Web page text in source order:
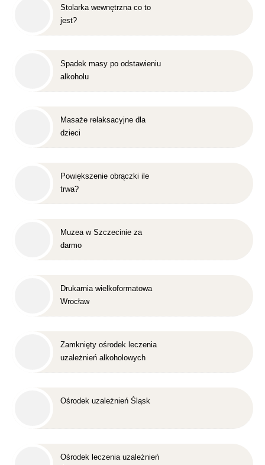
Stolarka wewnętrzna co to
jest?
Spadek masy po odstawieniu
alkoholu
Masaże relaksacyjne dla
dzieci
Powiększenie obrączki ile
trwa?
Muzea w Szczecinie za
darmo
Drukarnia wielkoformatowa
Wrocław
Zamknięty ośrodek leczenia
uzależnień alkoholowych
Ośrodek uzależnień Śląsk
Ośrodek leczenia uzależnień